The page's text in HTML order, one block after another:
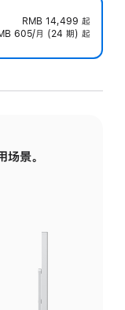
RMB 14,499 起
605/月 (24 期) 起
场景。